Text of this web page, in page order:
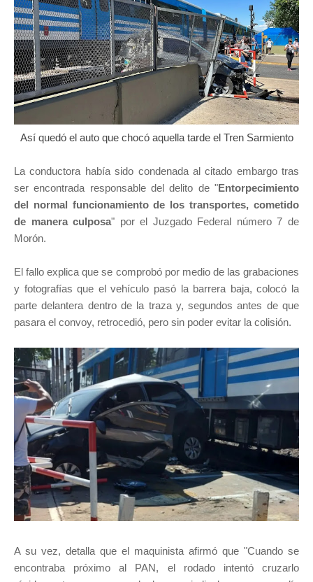
Así quedó el auto que chocó aquella tarde el Tren Sarmiento
La conductora había sido condenada al citado embargo tras
ser encontrada responsable del delito de "Entorpecimiento
del normal funcionamiento de los transportes, cometido
de manera culposa" por el Juzgado Federal número 7 de
Morón.
El fallo explica que se comprobó por medio de las grabaciones
y fotografías que el vehículo pasó la barrera baja, colocó la
parte delantera dentro de la traza y, segundos antes de que
pasara el convoy, retrocedió, pero sin poder evitar la colisión.
A su vez, detalla que el maquinista afirmó que "Cuando se
encontraba próximo al PAN, el rodado intentó cruzarlo